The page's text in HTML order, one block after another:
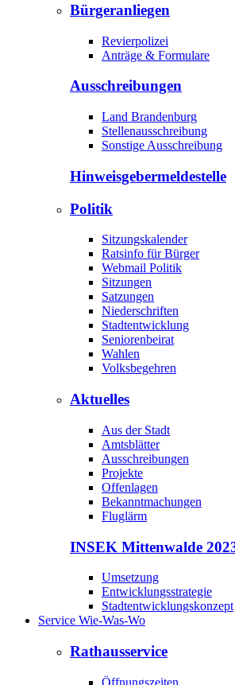
Bürgeranliegen
Revierpolizei
Anträge & Formulare
Ausschreibungen
Land Brandenburg
Stellenausschreibung
Sonstige Ausschreibung
Hinweisgeber­meldestelle
Politik
Sitzungskalender
Ratsinfo für Bürger
Webmail Politik
Sitzungen
Satzungen
Niederschriften
Stadtentwicklung
Seniorenbeirat
Wahlen
Volksbegehren
Aktuelles
Aus der Stadt
Amtsblätter
Ausschreibungen
Projekte
Offenlagen
Bekanntmachungen
Fluglärm
INSEK Mittenwalde
Umsetzung
Entwicklungsstrategie
Stadtentwicklungskonzept
Service Wie-Was-Wo
Rathausservice
Öffnungszeiten